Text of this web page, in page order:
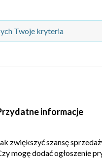
Twoje kryteria
informacje
zwiększyć szansę
mogę dodać ogłoszenie